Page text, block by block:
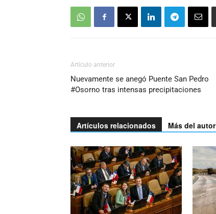
Artículo anterior
Nuevamente se anegó Puente San Pedro
#Osorno tras intensas precipitaciones
Artículos relacionados Más del autor